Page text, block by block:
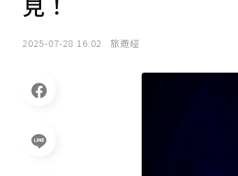
2025-07-28 16:02 旅遊經